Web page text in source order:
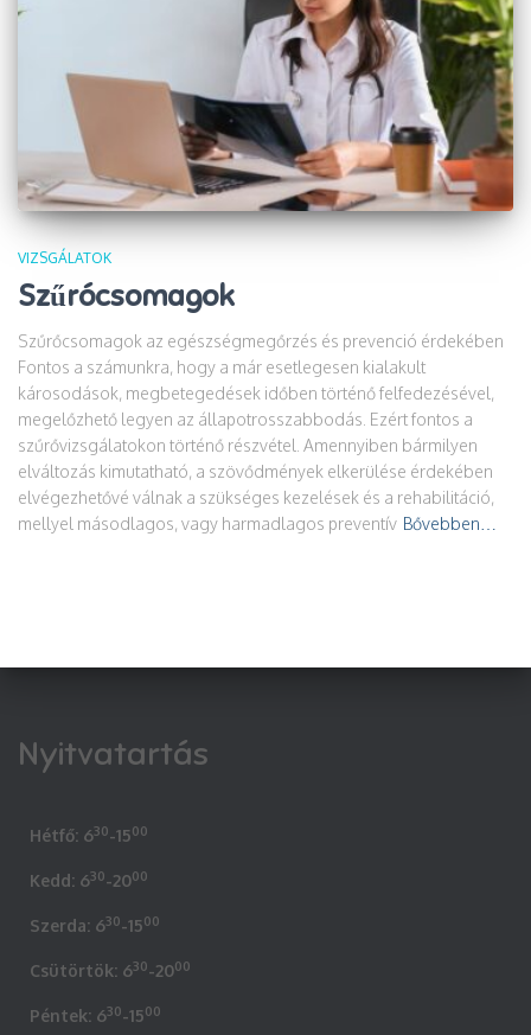
VIZSGÁLATOK
Szűrócsomagok
Szűrőcsomagok az egészségmegőrzés és prevenció érdekében
Fontos a számunkra, hogy a már esetlegesen kialakult
károsodások, megbetegedések időben történő felfedezésével,
megelőzhető legyen az állapotrosszabbodás. Ezért fontos a
szűrővizsgálatokon történő részvétel. Amennyiben bármilyen
elváltozás kimutatható, a szövődmények elkerülése érdekében
elvégezhetővé válnak a szükséges kezelések és a rehabilitáció,
mellyel másodlagos, vagy harmadlagos preventív Bővebben…
Nyitvatartás
Hétfő: 630-1500
Kedd: 630-2000
Szerda: 630-1500
Csütörtök: 630-2000
Péntek: 630-1500